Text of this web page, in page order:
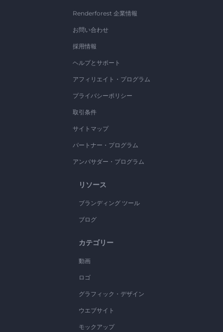
Renderforest 企業情報
お問い合わせ
採用情報
ヘルプとサポート
アフィリエイト・プログラム
プライバシーポリシー
取引条件
サイトマップ
パートナー・プログラム
アンバサダー・プログラム
リソース
ブランディング ツール
ブログ
カテゴリー
動画
ロゴ
グラフィック・デザイン
ウエブサイト
モックアップ